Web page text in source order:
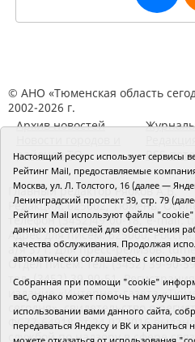
© АНО «Тюменская область
2002-2026 г.
Архив новостей
районов ТО
RSS
Главный редактор Рябков А.В.
Редакция: 625002, Тюмень,
телефон (3452)49-00-18, e-mail:
Адрес для писем: 625000,
а/я 371. Для пресс-релизов:
Отдел писем: тел. (3452) 39-90-
тел. (3452) 39-90-51.
издание «Интернет-газета
сегодня», свидетельство о
ФС77-64918 от 24.02.2016
службой по надзору в сфере
Настоящий ресурс использует сервисы
Рейтинг Mail, предоставляемые
Москва, ул. Л. Толстого, 16 (далее —
Ленинградский проспект 39, стр. 79
Рейтинг Mail используют файлы
данных посетителей для обеспечения
качества обслуживания. Продолжая
автоматически соглашаетесь с
Собранная при помощи "cookie"
вас, однако может помочь нам
использовании вами данного сайта,
передаваться Яндексу и ВК и